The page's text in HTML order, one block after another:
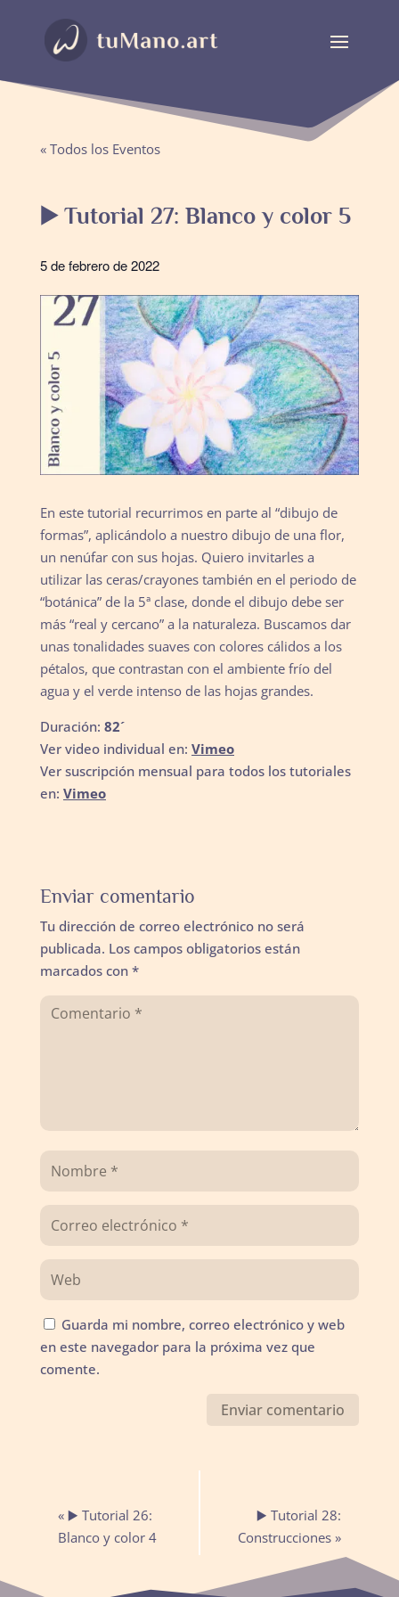
« Todos los Eventos
▶️ Tutorial 27: Blanco y color 5
5 de febrero de 2022
En este tutorial recurrimos en parte al “dibujo de
formas”, aplicándolo a nuestro dibujo de una flor,
un nenúfar con sus hojas. Quiero invitarles a
utilizar las ceras/crayones también en el periodo de
“botánica” de la 5ª clase, donde el dibujo debe ser
más “real y cercano” a la naturaleza. Buscamos dar
unas tonalidades suaves con colores cálidos a los
pétalos, que contrastan con el ambiente frío del
agua y el verde intenso de las hojas grandes.
Duración: 82´
Ver video individual en: Vimeo
Ver suscripción mensual para todos los tutoriales
en: Vimeo
Enviar comentario
Tu dirección de correo electrónico no será
publicada. Los campos obligatorios están
marcados con *
Guarda mi nombre, correo electrónico y web
en este navegador para la próxima vez que
comente.
Navegación
del
Evento
« ▶️ Tutorial 26:
Blanco y color 4
▶️ Tutorial 28:
Construcciones »